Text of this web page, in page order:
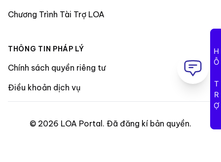
Chương Trình Tài Trợ LOA
THÔNG TIN PHÁP LÝ
Chính sách quyền riêng tư
Điều khoản dịch vụ
© 2026 LOA Portal. Đã đăng kí bản quyền.
HỖ TRỢ